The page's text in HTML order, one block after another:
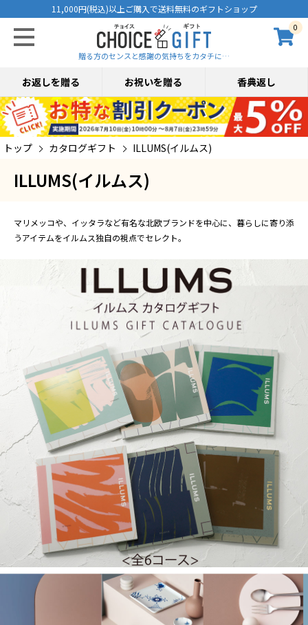
11,000円(税込)以上ご購入で送料無料のギフトショップ
0
贈る方のセンスと感謝の気持ちをカタチに…
お返しを贈る お祝いを贈る 香典返し
トップ カタログギフト ILLUMS(イルムス)
ILLUMS(イルムス)
マリメッコや、イッタラなど有名な北欧ブランドを中心に、暮らしに寄り添
うアイテムをイルムス独自の視点でセレクト。